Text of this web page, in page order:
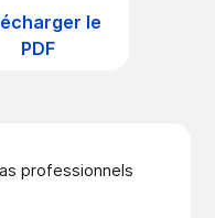
le
PDF
professionnels